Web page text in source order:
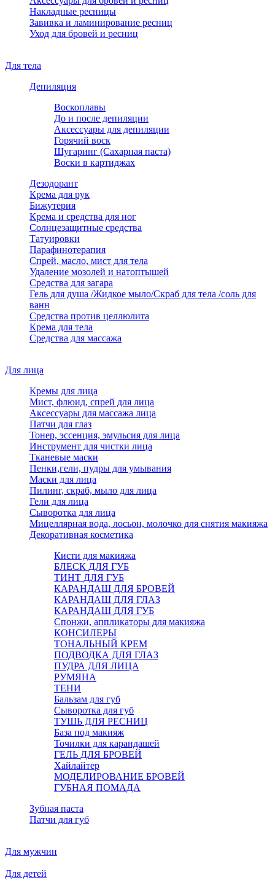
Накладные ресницы
Завивка и ламинирование ресниц
Уход для бровей и ресниц
Для тела
Депиляция
Воскоплавы
До и после депиляции
Аксессуары для депиляции
Горячий воск
Шугаринг (Сахарная паста)
Воски в картиджах
Дезодорант
Крема для рук
Бижутерия
Крема и средства для ног
Солнцезащитные средства
Татуировки
Парафинотерапия
Спрей, масло, мист для тела
Удаление мозолей и натоптышей
Средства для загара
Гель для душа /Жидкое мыло/Скраб для тела /соль для
ванн
Средства против целлюлита
Крема для тела
Средства для массажа
Для лица
Кремы для лица
Мист, флюид, спрей для лица
Аксессуары для массажа лица
Патчи для глаз
Тонер, эссенция, эмульсия для лица
Инструмент для чистки лица
Тканевые маски
Пенки,гели, пудры для умывания
Маски для лица
Пилинг, скраб, мыло для лица
Гели для лица
Сыворотка для лица
Мицеллярная вода, лосьон, молочко для снятия макияжа
Декоративная косметика
Кисти для макияжа
БЛЕСК ДЛЯ ГУБ
ТИНТ ДЛЯ ГУБ
КАРАНДАШ ДЛЯ БРОВЕЙ
КАРАНДАШ ДЛЯ ГЛАЗ
КАРАНДАШ ДЛЯ ГУБ
Спонжи, аппликаторы для макияжа
КОНСИЛЕРЫ
ТОНАЛЬНЫЙ КРЕМ
ПОДВОДКА ДЛЯ ГЛАЗ
ПУДРА ДЛЯ ЛИЦА
РУМЯНА
ТЕНИ
Бальзам для губ
Сыворотка для губ
ТУШЬ ДЛЯ РЕСНИЦ
База под макияж
Точилки для карандашей
ГЕЛЬ ДЛЯ БРОВЕЙ
Хайлайтер
МОДЕЛИРОВАНИЕ БРОВЕЙ
ГУБНАЯ ПОМАДА
Зубная паста
Патчи для губ
Для мужчин
Для детей